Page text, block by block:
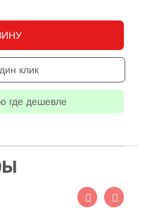
клик
где дешевле